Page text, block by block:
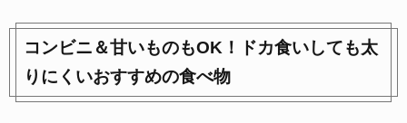
コンビニ＆甘いものもOK！ドカ食いしても太
りにくいおすすめの食べ物